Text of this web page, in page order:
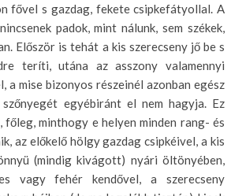
fővel s gazdag, fekete csipkefátyol­lal. A
padok, mint nálunk, sem székek,
Először is tehát a kis szerecseny jő be s
teríti, utána az asszony valamennyi
a mise bizonyos részeinél azonban egész
egyébiránt el nem hagyja. Ez
mint­hogy e helyen minden rang- és
az előkelő hölgy gazdag csipkéivel, a kis
(mindig kivágott) nyá­ri öltönyében,
vagy fehér kendővel, a szerecseny